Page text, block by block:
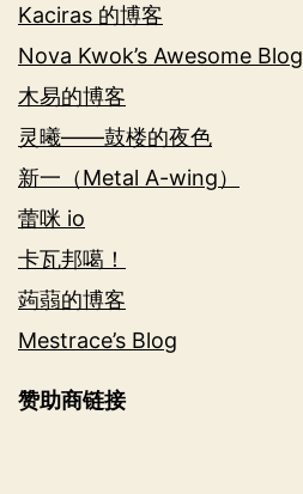
Kaciras 的博客
Nova Kwok’s Awesome Blog
木易的博客
灵曦——鼓楼的夜色
新一（Metal A-wing）
蕾咪 io
卡瓦邦噶！
蒟蒻的博客
Mestrace’s Blog
赞助商链接